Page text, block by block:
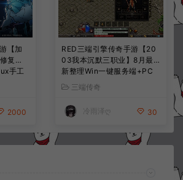
【加
复
手工
码+CD
端
程
2000
RED三端引擎传奇手游【20
03我本沉默三职业】8月最
新整理Win一键服务端+PC
安卓+详细搭建教程
三端传奇
冷雨泽ღ 30